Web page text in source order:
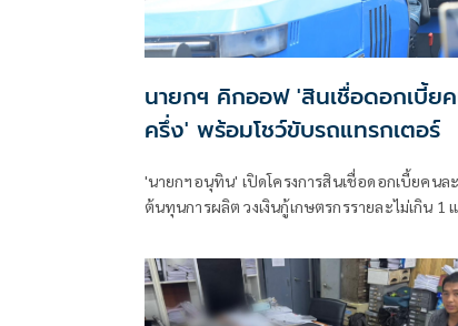
นายกฯ คิกออฟ 'สินเชื่อดอกเบี้ย
ครึ่ง' พร้อมโชว์ขับรถแทรกเตอร์
'นายกฯอนุทิน' เปิดโครงการสินเชื่อดอกเบี้ยคนล
ต้นทุนการผลิต วงเงินกู้เกษตรกรรายละไม่เกิน 1